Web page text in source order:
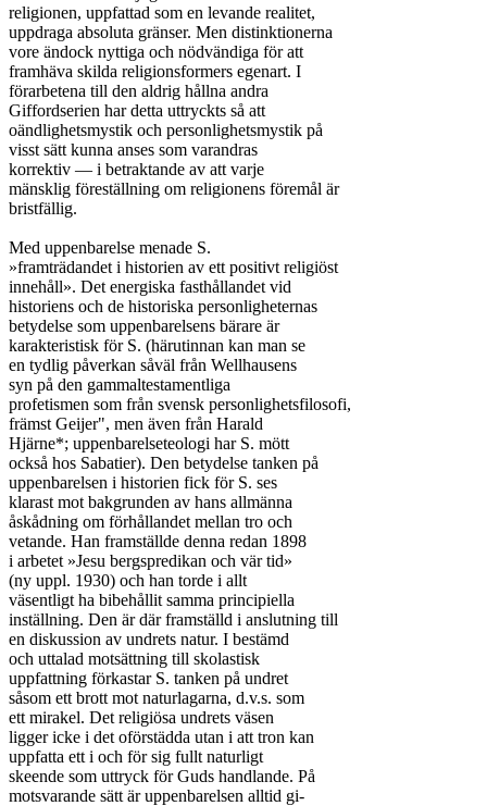
religionen, uppfattad som en levande realitet,
uppdraga absoluta gränser. Men distinktionerna
vore ändock nyttiga och nödvändiga för att
framhäva skilda religionsformers egenart. I
förarbetena till den aldrig hållna andra
Giffordserien har detta uttryckts så att
oändlighetsmystik och personlighetsmystik på
visst sätt kunna anses som varandras
korrektiv — i betraktande av att varje
mänsklig föreställning om religionens föremål är
bristfällig.
Med uppenbarelse menade S.
»framträdandet i historien av ett positivt religiöst
innehåll». Det energiska fasthållandet vid
historiens och de historiska personligheternas
betydelse som uppenbarelsens bärare är
karakteristisk för S. (härutinnan kan man se
en tydlig påverkan såväl från Wellhausens
syn på den gammaltestamentliga
profetismen som från svensk personlighetsfilosofi,
främst Geijer", men även från Harald
Hjärne*; uppenbarelseteologi har S. mött
också hos Sabatier). Den betydelse tanken på
uppenbarelsen i historien fick för S. ses
klarast mot bakgrunden av hans allmänna
åskådning om förhållandet mellan tro och
vetande. Han framställde denna redan 1898
i arbetet »Jesu bergspredikan och vär tid»
(ny uppl. 1930) och han torde i allt
väsentligt ha bibehållit samma principiella
inställning. Den är där framställd i anslutning till
en diskussion av undrets natur. I bestämd
och uttalad motsättning till skolastisk
uppfattning förkastar S. tanken på undret
såsom ett brott mot naturlagarna, d.v.s. som
ett mirakel. Det religiösa undrets väsen
ligger icke i det oförstädda utan i att tron kan
uppfatta ett i och för sig fullt naturligt
skeende som uttryck för Guds handlande. På
motsvarande sätt är uppenbarelsen alltid gi-